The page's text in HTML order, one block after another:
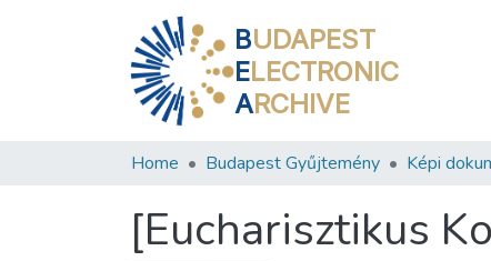
BUDAPEST
ELECTRONIC
ARCHIVE
Home Budapest Gyűjtemény Képi
[Eucharisztikus